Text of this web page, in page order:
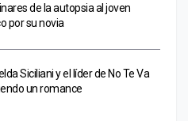
de la autopsia al joven
por su novia
Siciliani y el líder de No Te Va
un romance